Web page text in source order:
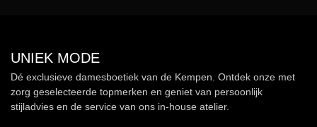
UNIEK MODE
Dé exclusieve damesboetiek van de Kempen. Ontdek onze met
zorg geselecteerde topmerken en geniet van persoonlijk
stijladvies en de service van ons in-house atelier.